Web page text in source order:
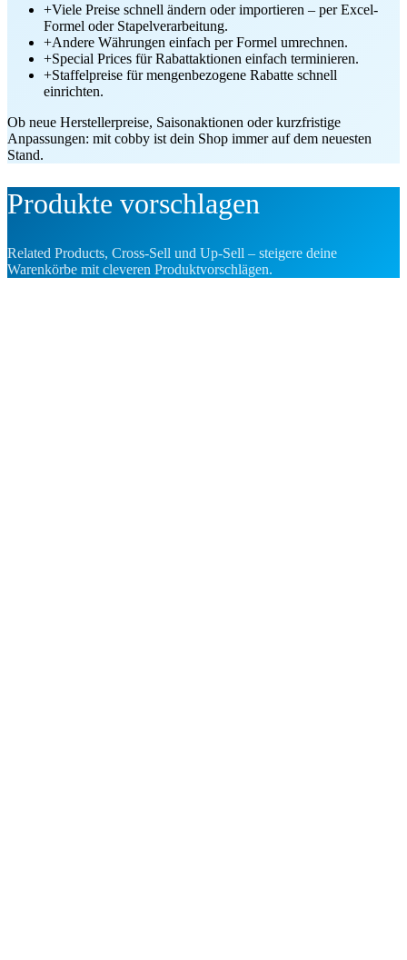
+Viele Preise schnell ändern oder importieren – per Excel-
Formel oder Stapelverarbeitung.
+Andere Währungen einfach per Formel umrechnen.
+Special Prices für Rabattaktionen einfach terminieren.
+Staffelpreise für mengenbezogene Rabatte schnell
einrichten.
Ob neue Herstellerpreise, Saisonaktionen oder kurzfristige
Anpassungen: mit cobby ist dein Shop immer auf dem neuesten
Stand.
Produkte vorschlagen
Related Products, Cross-Sell und Up-Sell – steigere deine
Warenkörbe mit cleveren Produktvorschlägen.